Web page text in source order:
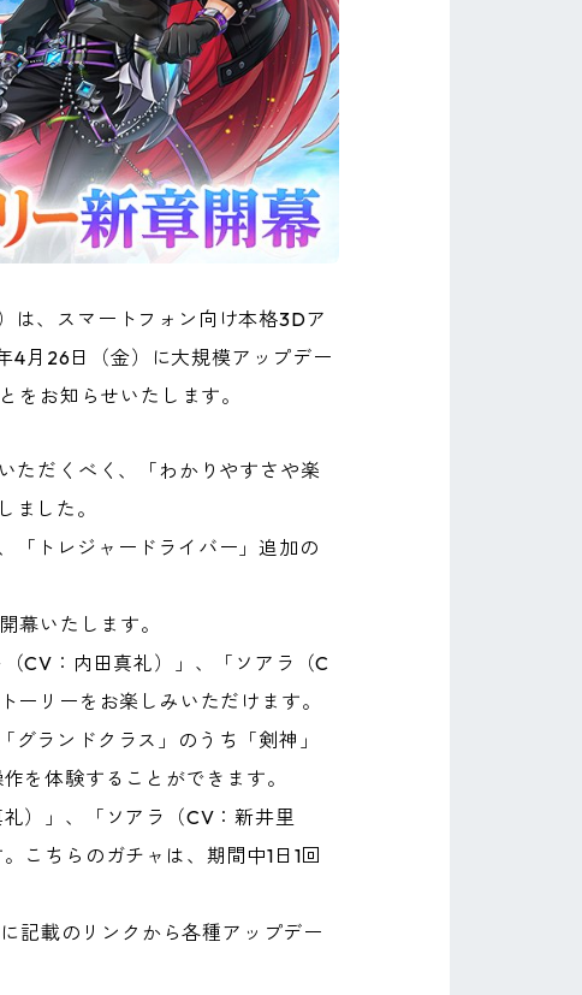
は、スマートフォン向け本格3Dア
4月26日（金）に大規模アップデー
をお知らせいたします。
ただくべく、「わかりやすさや楽
ました。
「トレジャードライバー」追加の
幕いたします。
CV：内田真礼）」、「ソアラ（C
リーをお楽しみいただけます。
ランドクラス」のうち「剣神」
を体験することができます。
）」、「ソアラ（CV：新井里
こちらのガチャは、期間中1日1回
記載のリンクから各種アップデー